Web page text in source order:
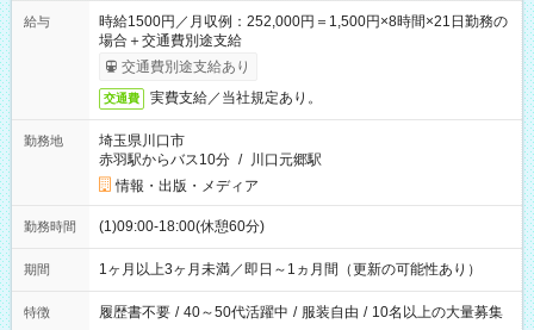
給与
時給1500円／月収例：252,000円＝1,500円×8時間×21日勤務の
場合＋交通費別途支給
交通費別途支給あり
交通費 実費支給／当社規定あり。
勤務地
埼玉県川口市
赤羽駅からバス10分 / 川口元郷駅
情報・出版・メディア
勤務時間 (1)09:00-18:00(休憩60分)
期間 1ヶ月以上3ヶ月未満／即日～1ヵ月間（更新の可能性あり）
特徴 履歴書不要 / 40～50代活躍中 / 服装自由 / 10名以上の大量募集